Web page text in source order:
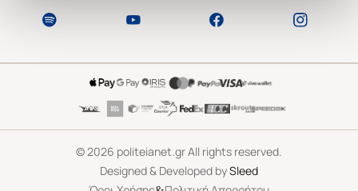
©2026 politeianet.gr All rights reserved.
Designed & Developed bySleed